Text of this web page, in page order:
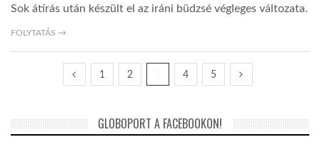
Sok átírás után készült el az iráni büdzsé végleges változata.
FOLYTATÁS →
1 2 4 5
GLOBOPORT A FACEBOOKON!